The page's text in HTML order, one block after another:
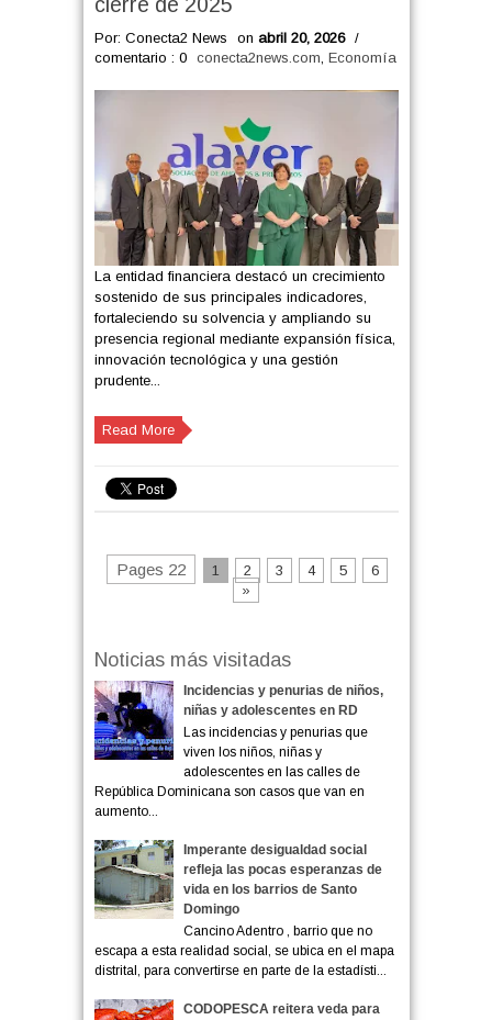
Por: Conecta2 News on abril 20, 2026
/
comentario : 0
conecta2news.com, Economía
La entidad financiera destacó un crecimiento
sostenido de sus principales indicadores,
fortaleciendo su solvencia y ampliando su
presencia regional mediante expansión física,
innovación tecnológica y una gestión
prudente...
Read More
Pages 22 1 2 3 4 5
6
»
Noticias más visitadas
Incidencias y penurias de niños,
niñas y adolescentes en RD
Las incidencias y penurias que
viven los niños, niñas y
adolescentes en las calles de
República Dominicana son casos que van en
aumento...
Imperante desigualdad social
refleja las pocas esperanzas de
vida en los barrios de Santo
Domingo
Cancino Adentro , barrio que no
escapa a esta realidad social, se ubica en el mapa
distrital, para convertirse en parte de la estadísti...
CODOPESCA reitera veda para